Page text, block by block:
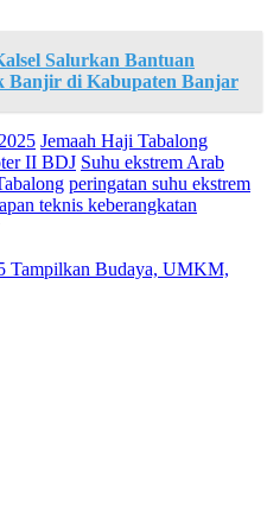
Salurkan Bantuan
Banjir di Kabupaten Banjar
Jemaah Haji Tabalong
II BDJ Suhu ekstrem Arab
peringatan suhu ekstrem
teknis keberangkatan
Tampilkan Budaya, UMKM,